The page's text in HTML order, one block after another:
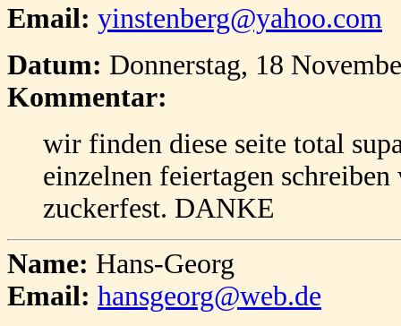
Email: yinstenberg@yahoo.com
Datum: Donnerstag, 18
Kommentar:
wir finden diese seite total
einzelnen feiertagen
zuckerfest. DANKE
Name: Hans-Georg
Email: hansgeorg@web.de